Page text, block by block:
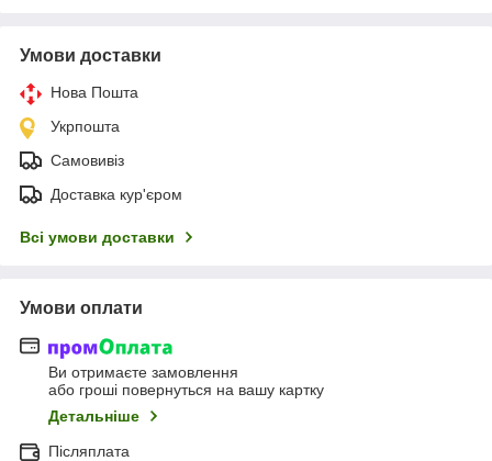
Умови доставки
Нова Пошта
Укрпошта
Самовивіз
Доставка кур'єром
Всі умови доставки
Умови оплати
Ви отримаєте замовлення
або гроші повернуться на вашу картку
Детальніше
Післяплата